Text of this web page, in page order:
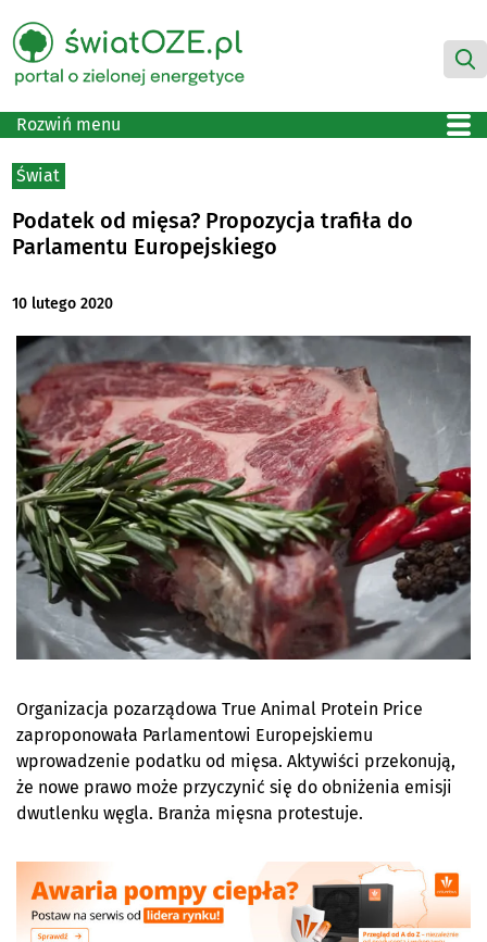
Rozwiń menu
Świat
Podatek od mięsa? Propozycja trafiła do
Parlamentu Europejskiego
10 lutego 2020
Organizacja pozarządowa True Animal Protein Price
zaproponowała Parlamentowi Europejskiemu
wprowadzenie podatku od mięsa. Aktywiści przekonują,
że nowe prawo może przyczynić się do obniżenia emisji
dwutlenku węgla. Branża mięsna protestuje.